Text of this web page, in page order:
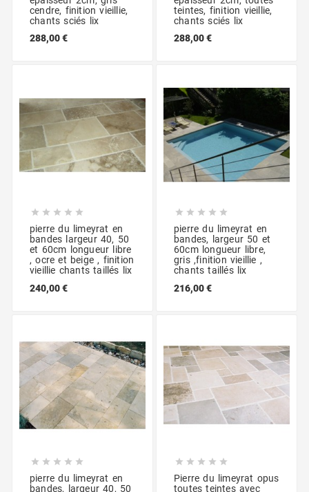
cendre, finition vieillie,
chants sciés lix
288,00 €
teintes, finition vieillie,
chants sciés lix
288,00 €
    
pierre du limeyrat en
bandes largeur 40, 50
et 60cm longueur libre
, ocre et beige , finition
vieillie chants taillés lix
240,00 €
    
pierre du limeyrat en
bandes, largeur 50 et
60cm longueur libre,
gris ,finition vieillie ,
chants taillés lix
216,00 €
    
pierre du limeyrat en
bandes, largeur 40, 50
    
Pierre du limeyrat opus
toutes teintes avec